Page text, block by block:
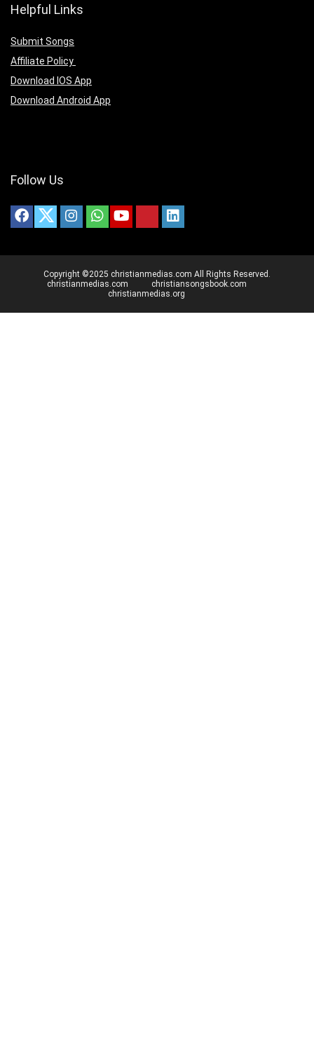
Helpful Links
Submit Songs
Affiliate Policy
Download IOS App
Download Android App
Follow Us
Copyright ©2025 christianmedias.com All Rights Reserved.
christianmedias.com
christiansongsbook.com
christianmedias.org